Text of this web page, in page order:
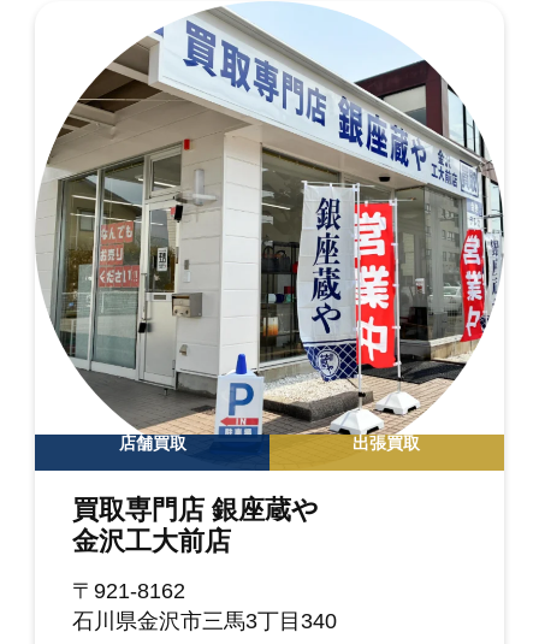
店舗買取 出張買取
買取専門店 銀座蔵や
金沢工大前店
〒921-8162
石川県金沢市三馬3丁目340